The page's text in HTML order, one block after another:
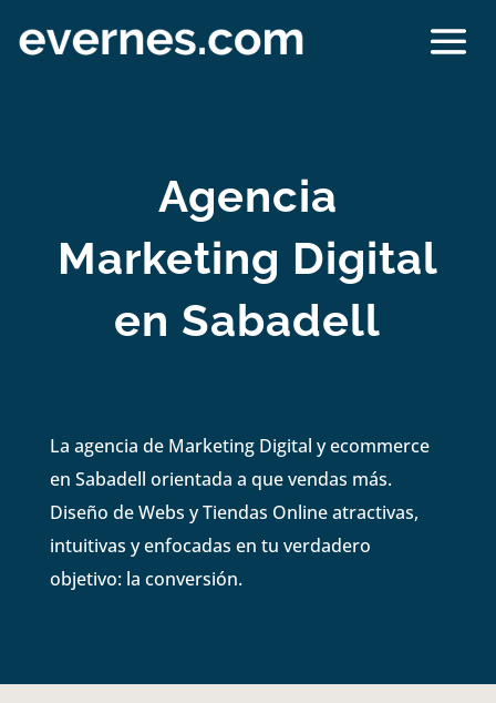
Agencia
Marketing Digital
en Sabadell
La agencia de Marketing Digital y ecommerce
en Sabadell orientada a que vendas más.
Diseño de Webs y Tiendas Online atractivas,
intuitivas y enfocadas en tu verdadero
objetivo: la conversión.